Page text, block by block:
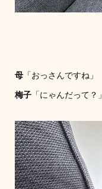
母「おっさんですね」
梅子「にゃんだって？」